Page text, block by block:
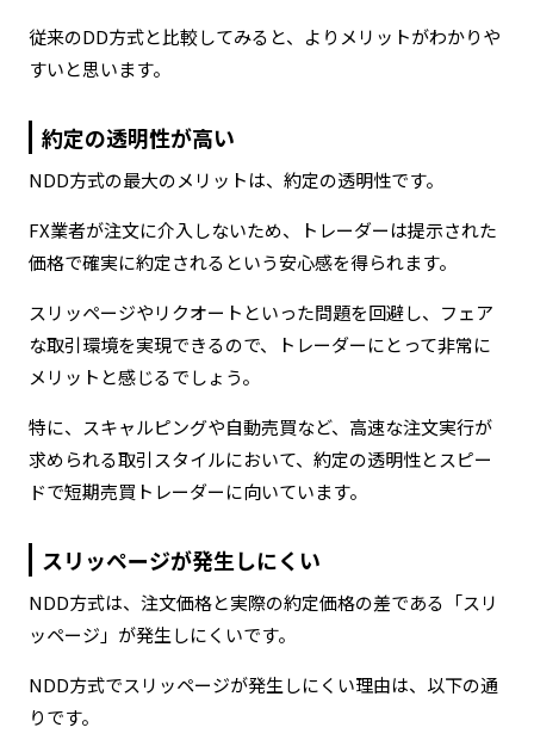
従来のDD方式と比較してみると、よりメリットがわかりや
すいと思います。
約定の透明性が高い
NDD方式の最大のメリットは、約定の透明性です。
FX業者が注文に介入しないため、トレーダーは提示された
価格で確実に約定されるという安心感を得られます。
スリッページやリクオートといった問題を回避し、フェア
な取引環境を実現できるので、トレーダーにとって非常に
メリットと感じるでしょう。
特に、スキャルピングや自動売買など、高速な注文実行が
求められる取引スタイルにおいて、約定の透明性とスピー
ドで短期売買トレーダーに向いています。
スリッページが発生しにくい
NDD方式は、注文価格と実際の約定価格の差である「スリ
ッページ」が発生しにくいです。
NDD方式でスリッページが発生しにくい理由は、以下の通
りです。